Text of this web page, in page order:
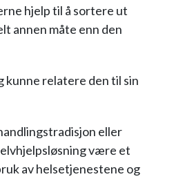
hjelp til å sortere ut
annen måte enn den
kunne relatere den til sin
eller
være et
av helsetjenestene og